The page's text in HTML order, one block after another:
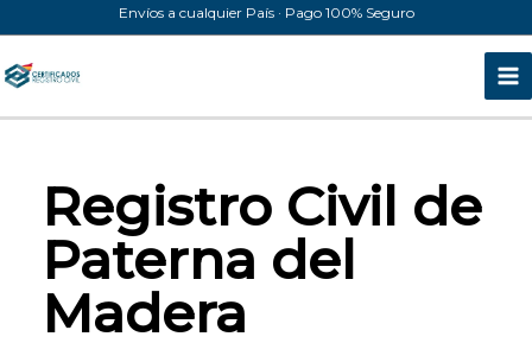
al
contenido
Envíos a cualquier País · Pago 100% Seguro
Registro Civil de
Paterna del
Madera